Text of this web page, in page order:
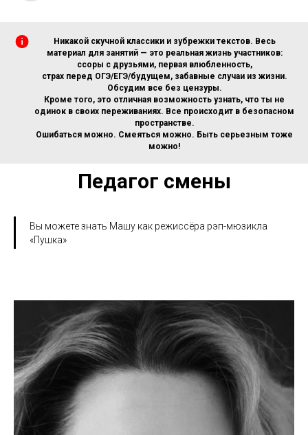
Никакой скучной классики и зубрежки текстов. Весь
материал для занятий — это реальная жизнь участников:
ссоры с друзьями, первая влюбленность,
страх перед ОГЭ/ЕГЭ/будущем, забавные случаи из жизни.
Обсудим все без цензуры.
Кроме того, это отличная возможность узнать, что ты не
одинок в своих переживаниях. Все происходит в безопасном
пространстве.
Ошибаться можно. Смеяться можно. Быть серьезным тоже
можно!
Педагог смены
Вы можете знать Машу как режиссёра рэп-мюзикла
«Пушка»